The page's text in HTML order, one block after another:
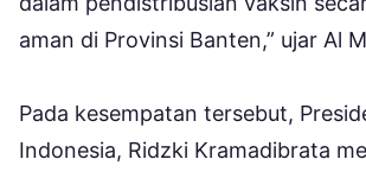
aman di Provinsi Banten,” ujar Al
Pada kesempatan tersebut,
Indonesia, Ridzki Kramadibrata